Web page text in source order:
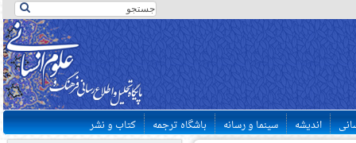
اندیشه سینما و رسانه باشگاه ترجمه کتاب و نشر